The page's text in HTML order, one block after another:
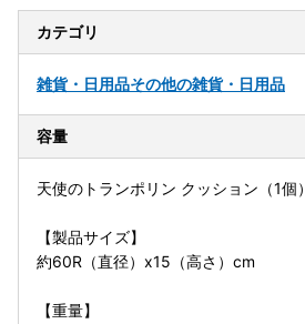
カテゴリ
雑貨・日用品その他の雑貨・日用品
容量
天使のトランポリン クッション（1個）
【製品サイズ】
約60R（直径）x15（高さ）cm
【重量】